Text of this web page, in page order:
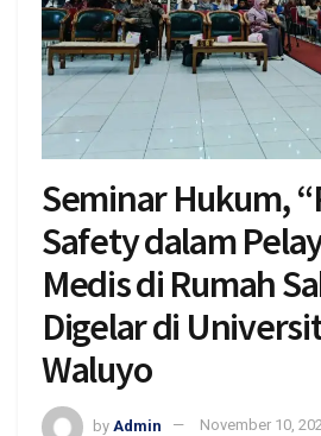
Seminar Hukum,
Safety dalam
Medis di Rumah
Digelar di
Waluyo
by Admin November 10,